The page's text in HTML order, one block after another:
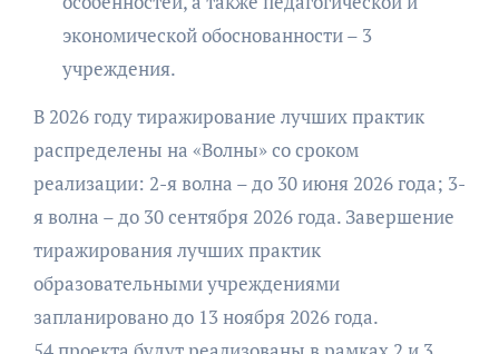
экономической обоснованности – 3
учреждения.
В 2026 году тиражирование лучших практик
распределены на «Волны» со сроком
реализации: 2-я волна – до 30 июня 2026 года; 3-
я волна – до 30 сентября 2026 года. Завершение
тиражирования лучших практик
образовательными учреждениями
запланировано до 13 ноября 2026 года.